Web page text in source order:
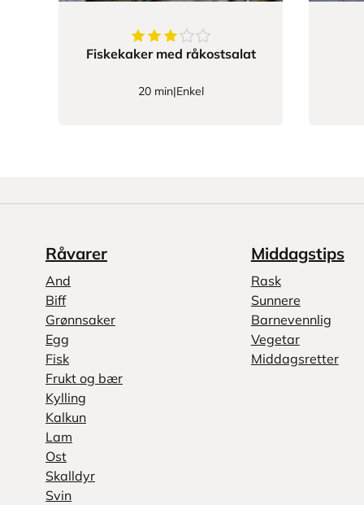
3.7333333333333334
Fiskekaker med råkostsalat
20 min|Enkel
Råvarer
And
Biff
Grønnsaker
Egg
Fisk
Frukt og bær
Kylling
Kalkun
Lam
Ost
Skalldyr
Svin
Middagstips
Rask
Sunnere
Barnevennlig
Vegetar
Middagsretter